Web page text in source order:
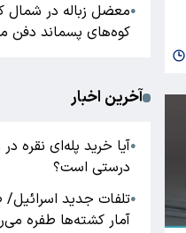
●معضل زباله در شمال
کوه‌های پسماند دفن
آخرین اخبار
●آیا خرید پله‌ای نقره
درستی است؟
●تلفات جدید
آمار کشته‌ها طفره